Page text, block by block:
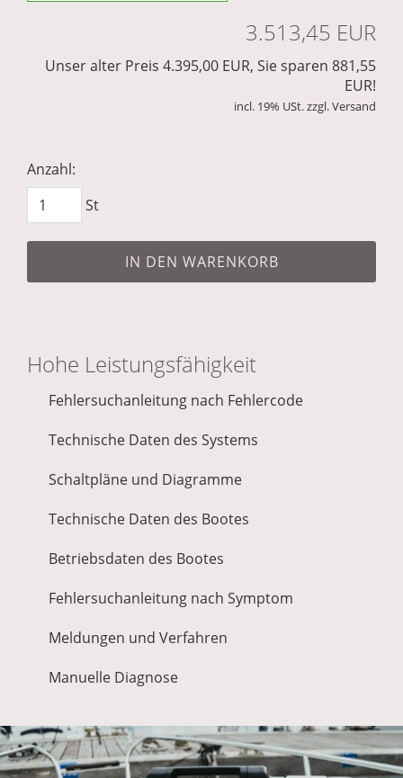
3.513,45 EUR
Unser alter Preis 4.395,00 EUR, Sie sparen 881,55
EUR!
incl. 19% USt. zzgl. Versand
Anzahl:
St
IN DEN WARENKORB
Hohe Leistungsfähigkeit
Fehlersuchanleitung nach Fehlercode
Technische Daten des Systems
Schaltpläne und Diagramme
Technische Daten des Bootes
Betriebsdaten des Bootes
Fehlersuchanleitung nach Symptom
Meldungen und Verfahren
Manuelle Diagnose